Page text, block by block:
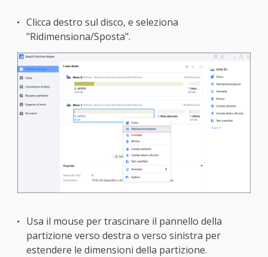
Clicca destro sul disco, e seleziona
"Ridimensiona/Sposta".
Usa il mouse per trascinare il pannello della
partizione verso destra o verso sinistra per
estendere le dimensioni della partizione.